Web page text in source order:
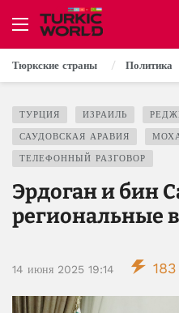
Тюркские страны Политика
ТУРЦИЯ ИЗРАИЛЬ
САУДОВСКАЯ АРАВИЯ
ТЕЛЕФОННЫЙ РАЗГОВОР
Эрдоган и бин
региональные
14 июня 2025 19:14 183